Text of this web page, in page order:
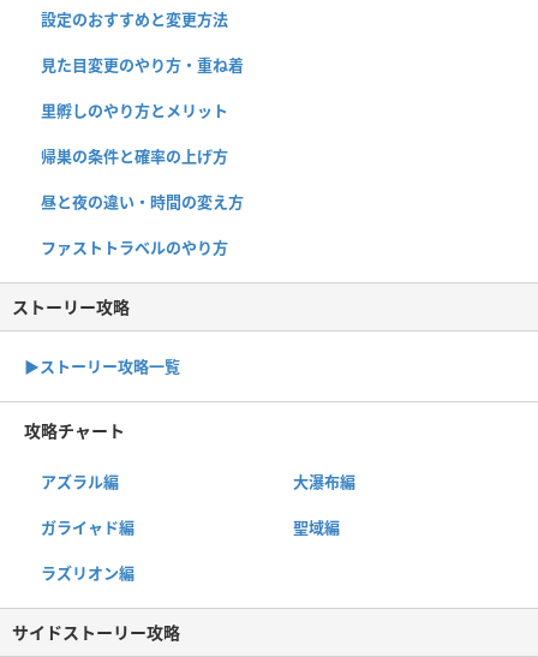
設定のおすすめと変更方法
見た目変更のやり方・重ね着
里孵しのやり方とメリット
帰巣の条件と確率の上げ方
昼と夜の違い・時間の変え方
ファストトラベルのやり方
ストーリー攻略
▶︎ストーリー攻略一覧
攻略チャート
アズラル編 大瀑布編
ガライャド編 聖域編
ラズリオン編
サイドストーリー攻略